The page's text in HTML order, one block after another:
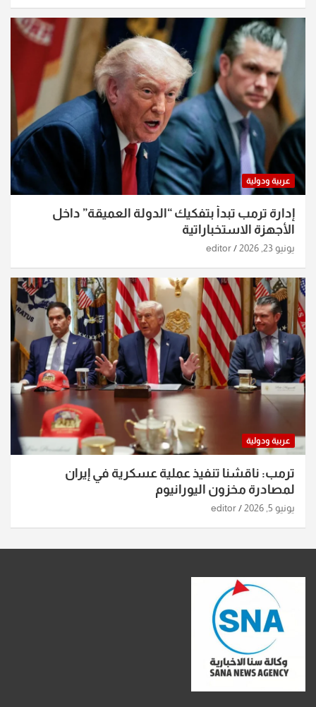
عربية ودولية
إدارة ترمب تبدأ بتفكيك “الدولة العميقة” داخل
الأجهزة الاستخباراتية
يونيو 23, 2026 editor
عربية ودولية
ترمب: ناقشنا تنفيذ عملية عسكرية في إيران
لمصادرة مخزون اليورانيوم
يونيو 5, 2026 editor